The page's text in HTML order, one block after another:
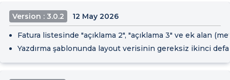
Version : 3.0.2 12 May 2026
Fatura listesinde "açıklama 2", "açıklama 3" ve ek alan
Yazdırma şablonunda layout verisinin gereksiz ikinci